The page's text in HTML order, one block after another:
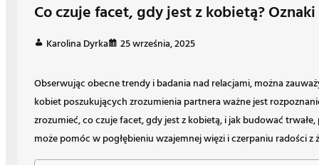
Co czuje facet, gdy jest z kobietą?
Karolina Dyrka 25 września, 2025
Obserwując obecne trendy i badania nad relacjami, można
kobiet poszukujących zrozumienia partnera ważne jest
zrozumieć, co czuje facet, gdy jest z kobietą, i jak budować
może pomóc w pogłębieniu wzajemnej więzi i czerpaniu radości z